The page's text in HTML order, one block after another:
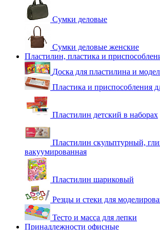
Сумки деловые
Сумки деловые женские
Пластилин, пластика и
Доска для пластилина и
Пластика и приспособления
Пластилин детский в наборах
Пластилин скульптурный,
вакуумированная
Пластилин шариковый
Резцы и стеки для
Тесто и масса для лепки
Принадлежности офисные